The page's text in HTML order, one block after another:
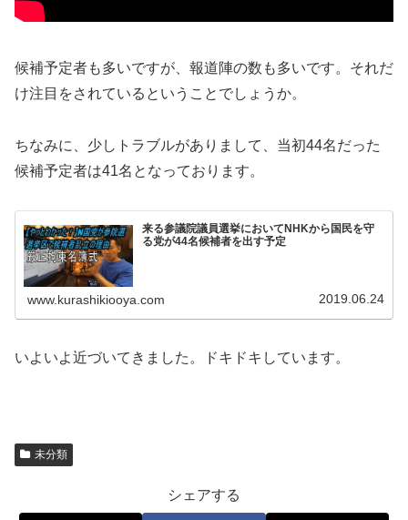
候補予定者も多いですが、報道陣の数も多いです。それだ
け注目をされているということでしょうか。
ちなみに、少しトラブルがありまして、当初44名だった
候補予定者は41名となっております。
来る参議院議員選挙においてNHKから国民を守
る党が44名候補者を出す予定
www.kurashikiooya.com 2019.06.24
いよいよ近づいてきました。ドキドキしています。
未分類
シェアする